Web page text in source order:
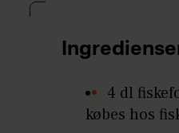
4 dl
købes hos